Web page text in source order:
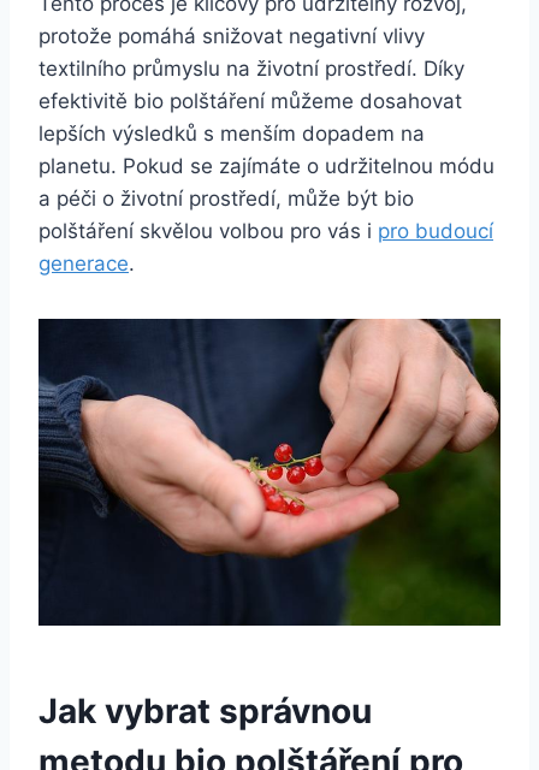
protože pomáhá snižovat negativní vlivy
textilního průmyslu na životní prostředí.⁢ Díky‍
efektivitě bio polštáření můžeme dosahovat
lepších výsledků s menším dopadem na
planetu. Pokud se zajímáte o udržitelnou módu
a péči o životní prostředí, může být bio
polštáření skvělou volbou‍ pro vás i ​ pro budoucí
generace.
Jak vybrat správnou
metodu bio polštáření pro